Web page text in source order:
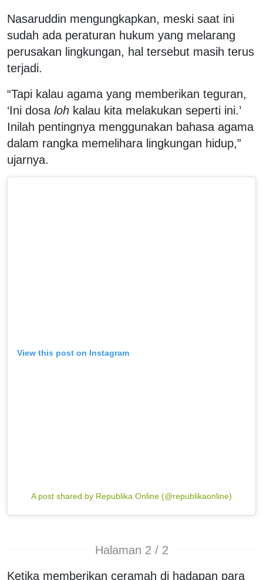
Nasaruddin mengungkapkan, meski saat ini
sudah ada peraturan hukum yang melarang
perusakan lingkungan, hal tersebut masih terus
terjadi.
“Tapi kalau agama yang memberikan teguran,
‘Ini dosa loh kalau kita melakukan seperti ini.’
Inilah pentingnya menggunakan bahasa agama
dalam rangka memelihara lingkungan hidup,”
ujarnya.
View this post on Instagram
A post shared by Republika Online (@republikaonline)
Halaman 2 / 2
Ketika memberikan ceramah di hadapan para